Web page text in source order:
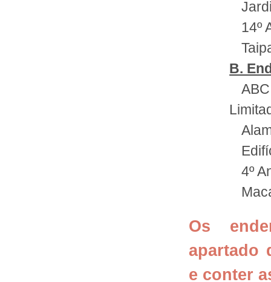
14º
B.
4º
Os
apartado
e conter